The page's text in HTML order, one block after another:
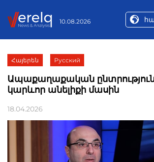
10.08.2026
Հայերեն Русский
Ապաքաղաքական ընտրություն
կարևոր անելիքի մասին
18.04.2026